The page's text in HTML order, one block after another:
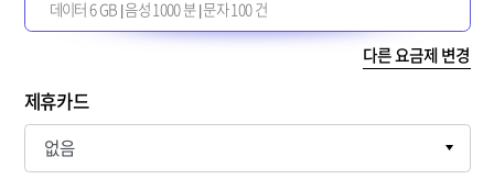
데이터 6 GB | 음성 1000 분 | 문자 100 건
다른 요금제 변경
제휴카드